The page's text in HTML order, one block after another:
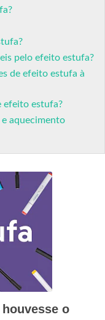
pelo efeito estufa?
de efeito estufa à
efeito estufa?
aquecimento
o